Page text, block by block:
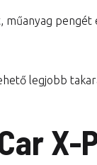
műanyag
legjobb
X-